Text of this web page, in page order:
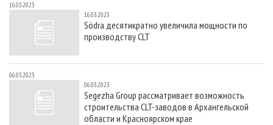
16.03.2023
16.03.2023
Södra десятикратно увеличила мощности по
производству CLT
06.03.2023
06.03.2023
Segezha Group рассматривает возможность
строительства CLT-заводов в Архангельской
области и Красноярском крае